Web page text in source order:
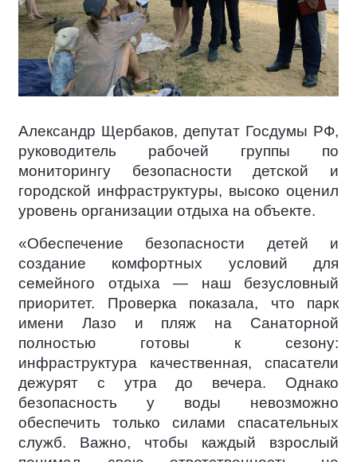
Александр Щербаков, депутат Госдумы РФ,
руководитель рабочей группы по
мониторингу безопасности детской и
городской инфраструктуры, высоко оценил
уровень организации отдыха на объекте.
«Обеспечение безопасности детей и
создание комфортных условий для
семейного отдыха — наш безусловный
приоритет. Проверка показала, что парк
имени Лазо и пляж на Санаторной
полностью готовы к сезону:
инфраструктура качественная, спасатели
дежурят с утра до вечера. Однако
безопасность у воды невозможно
обеспечить только силами спасательных
служб. Важно, чтобы каждый взрослый